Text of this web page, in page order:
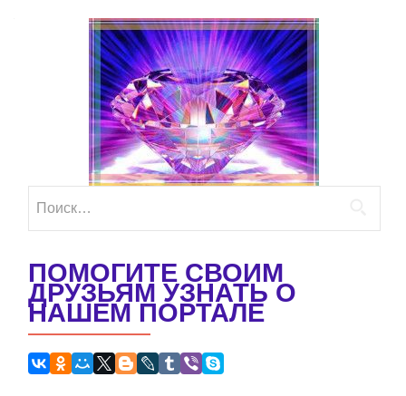
ПОМОГИТЕ СВОИМ
ДРУЗЬЯМ УЗНАТЬ О
НАШЕМ ПОРТАЛЕ